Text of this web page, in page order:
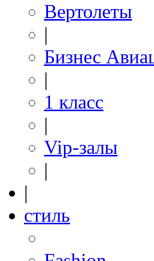
Вертолеты
|
Бизнес
|
1 класс
|
Vip-залы
|
|
стиль